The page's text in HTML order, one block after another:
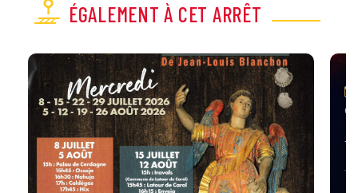
ÉGALEMENT À CET ARRÊT